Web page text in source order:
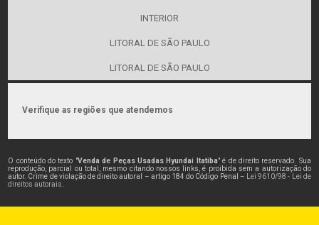
INTERIOR
LITORAL DE SÃO PAULO
LITORAL DE SÃO PAULO
Verifique as regiões que atendemos
O conteúdo do texto "Venda de Peças Usadas Hyundai Itatiba" é de direito reservado. Sua
reprodução, parcial ou total, mesmo citando nossos links, é proibida sem a autorização do
autor. Crime de violação de direito autoral – artigo 184 do Código Penal –
Lei 9610/98 - Lei de
direitos autorais